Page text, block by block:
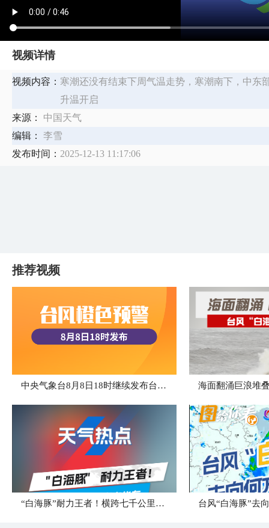
视频详情
视频内容： 寒潮还没有结束下周气温走势，寒潮南下，中东
升温开启
来源：
中国天气
编辑：
李雪
发布时间： 2025-12-13 11:17:06
推荐视频
中央气象台8月8日18时继续发布台风橙色预警 海面翻涌巨浪堆
“白海豚”耐力王者！横跨七千公里直奔华东 台风“白海豚”去